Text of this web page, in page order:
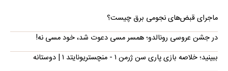
ماجرای قبض‌های نجومی برق چیست؟
در جشن عروسی رونالدو؛ همسر مسی دعوت شد، خود مسی نه!
ببینید؛ خلاصه بازی پاری سن ژرمن ۱ - منچستریونایتد ۱ | دوستانه